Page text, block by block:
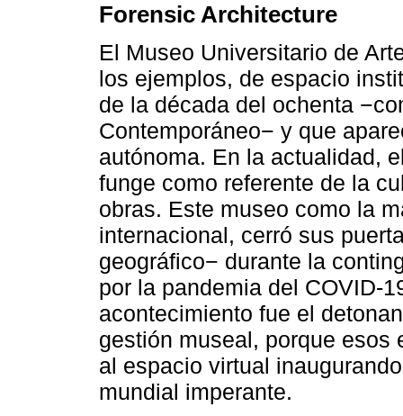
Forensic Architecture
El Museo Universitario de
los ejemplos, de espacio
de la década del ochenta
Contemporáneo− y que
autónoma. En la actualidad,
funge como referente de la
obras. Este museo como la
internacional, cerró sus
geográfico− durante la
por la pandemia del COVID-
acontecimiento fue el
gestión museal, porque
al espacio virtual
mundial imperante.